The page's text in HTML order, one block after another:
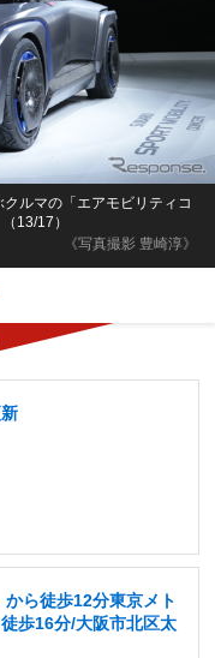
《写真撮影 豊崎淳》
ルマの「エアモビリティコ
13/17）
ら徒歩12分東京メト
歩16分/大阪市北区太